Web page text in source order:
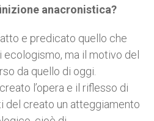
anacronistica?
e predicato quello che
ma il motivo del
da quello di oggi.
l’opera e il riflesso di
del creato un atteggiamento